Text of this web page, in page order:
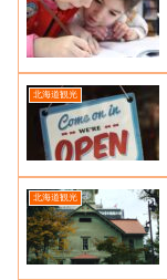
北海道観光
北海道観光